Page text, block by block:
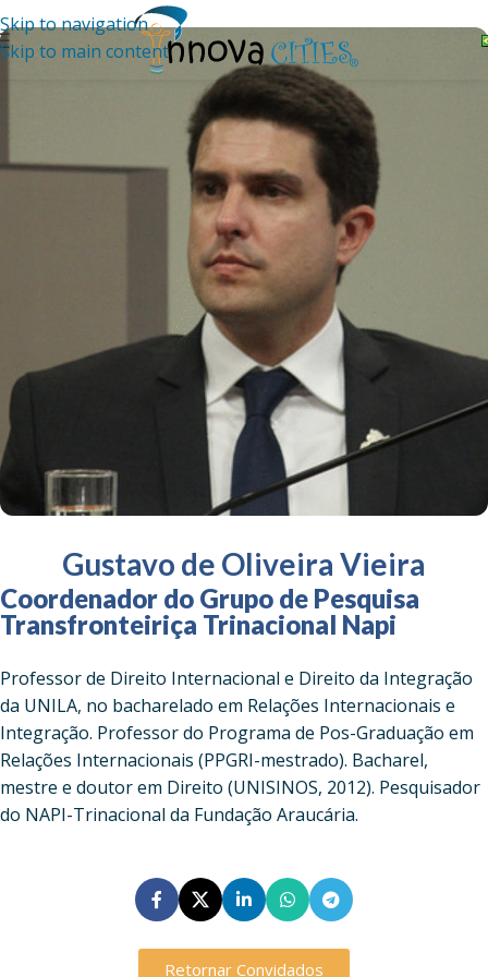
Skip to navigation
Skip to main content
Gustavo de Oliveira Vieira
Coordenador do Grupo de Pesquisa
Transfronteiriça Trinacional Napi
Professor de Direito Internacional e Direito da Integração
da UNILA, no bacharelado em Relações Internacionais e
Integração. Professor do Programa de Pos-Graduação em
Relações Internacionais (PPGRI-mestrado). Bacharel,
mestre e doutor em Direito (UNISINOS, 2012). Pesquisador
do NAPI-Trinacional da Fundação Araucária.
Retornar Convidados